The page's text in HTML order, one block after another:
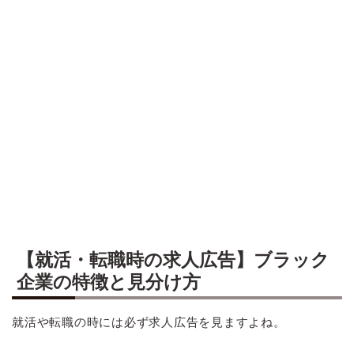
【就活・転職時の求人広告】ブラック
企業の特徴と見分け方
就活や転職の時には必ず求人広告を見ますよね。